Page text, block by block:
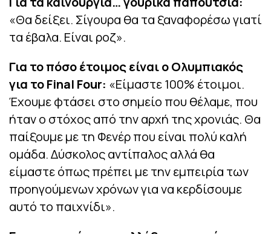
«Θα δείξει. Σίγουρα θα τα ξαναφορέσω γιατί
τα έβαλα. Είναι ροζ».
Για το πόσο έτοιμος είναι ο Ολυμπιακός
για το Final Four: «Είμαστε 100% έτοιμοι.
Έχουμε φτάσει στο σημείο που θέλαμε, που
ήταν ο στόχος από την αρχή της χρονιάς. Θα
παίξουμε με τη Φενέρ που είναι πολύ καλή
ομάδα. Δύσκολος αντίπαλος αλλά θα
είμαστε όπως πρέπει με την εμπειρία των
προηγούμενων χρόνων για να κερδίσουμε
αυτό το παιχνίδι».